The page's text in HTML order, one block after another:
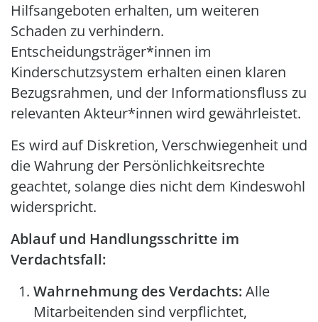
Hilfsangeboten erhalten, um weiteren
Schaden zu verhindern.
Entscheidungsträger*innen im
Kinderschutzsystem erhalten einen klaren
Bezugsrahmen, und der Informationsfluss zu
relevanten Akteur*innen wird gewährleistet.
Es wird auf Diskretion, Verschwiegenheit und
die Wahrung der Persönlichkeitsrechte
geachtet, solange dies nicht dem Kindeswohl
widerspricht.
Ablauf und Handlungsschritte im
Verdachtsfall:
Wahrnehmung des Verdachts:Alle
Mitarbeitenden sind verpflichtet,